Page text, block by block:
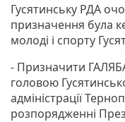
Гусятинську РДА
призначення була
молоді і спорту
- Призначити
головою
адміністрації
розпорядженні